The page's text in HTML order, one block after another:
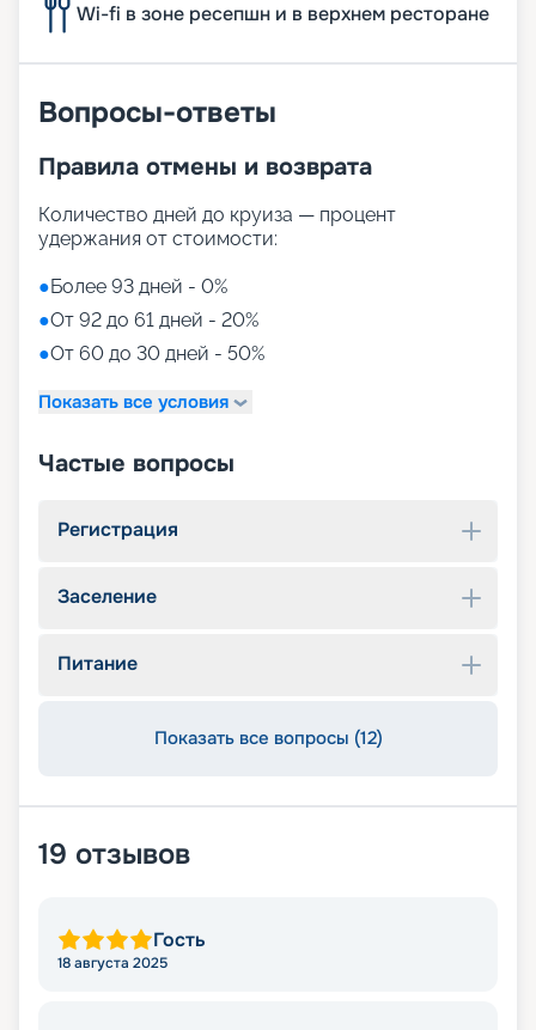
Wi-fi в зоне ресепшн и в верхнем ресторане
Вопросы-ответы
Правила отмены и возврата
Количество дней до круиза — процент
удержания от стоимости:
●Более 93 дней - 0%
●От 92 до 61 дней - 20%
●От 60 до 30 дней - 50%
Показать все условия
Частые вопросы
Регистрация
Заселение
Питание
Показать все вопросы (12)
19 отзывов
Гость
18 августа 2025